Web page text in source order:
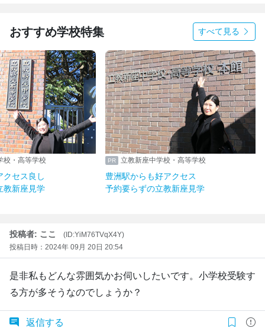
おすすめ学校特集 すべて見る
校・高等学校
クセス良し
教新座見学
立教新座中学校・高等学校
豊洲駅からも好アクセス
予約要らずの立教新座見学
投稿者: ここ
(ID:YiM76TVqX4Y)
投稿日時：2024年 09月 20日 20:54
是非私もどんな雰囲気かお伺いしたいです。小学校受験す
る方が多そうなのでしょうか？
返信する